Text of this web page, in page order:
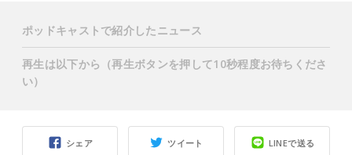
シェア ツイート LINEで送る
ポッドキャストで紹介したニュース
再生は以下から（再生ボタンを押して10秒程度お待ちくださ
い）